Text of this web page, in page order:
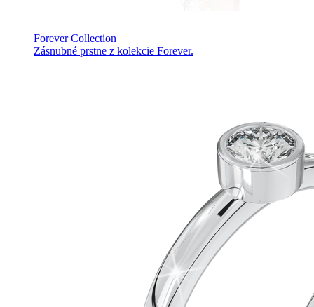
Forever Collection
Zásnubné prstne z kolekcie Forever.